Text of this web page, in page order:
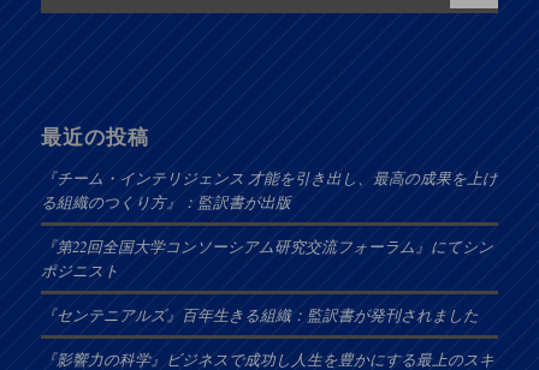
最近の投稿
『チーム・インテリジェンス 才能を引き出し、最高の成果を上げ
る組織のつくり方』：監訳書が出版
『第22回全国大学コンソーシアム研究交流フォーラム』にてシン
ポジニスト
『センテニアルズ』百年生きる組織：監訳書が発刊されました
『影響力の科学』ビジネスで成功し人生を豊かにする最上のスキ